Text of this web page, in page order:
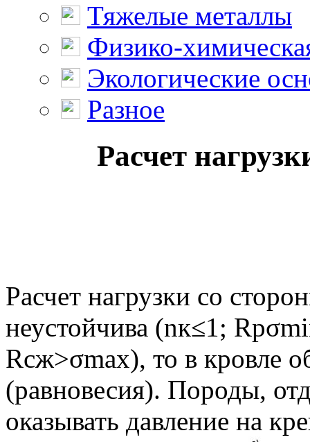
Тяжелые металлы
Физико-
Экологические
Разное
Расчет
Расчет нагрузки со
неустойчива (nк≤1;
Rсж>σmax), то в кровле
(равновесия). Породы,
оказывать давление на